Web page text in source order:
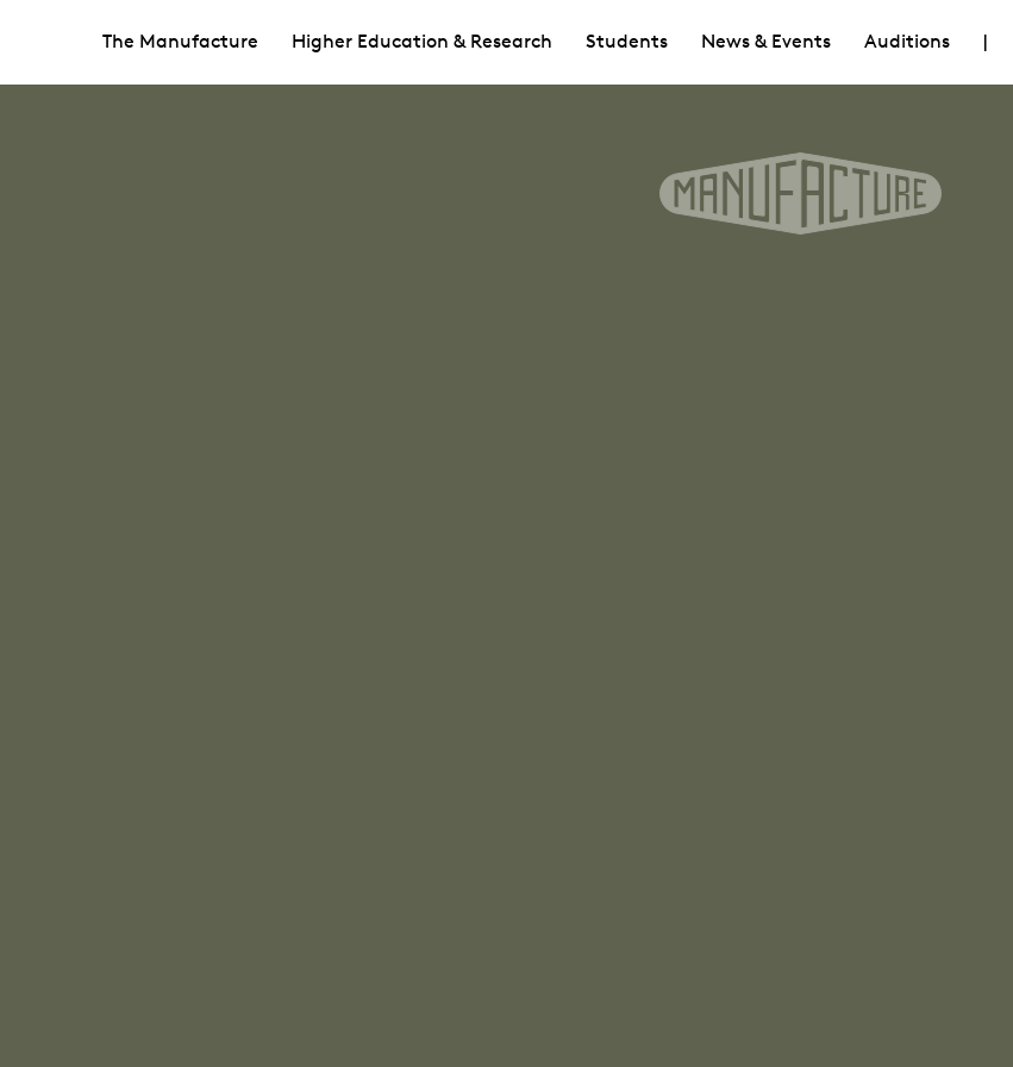
The Manufacture Higher Education & Research Students News & Events Auditions |